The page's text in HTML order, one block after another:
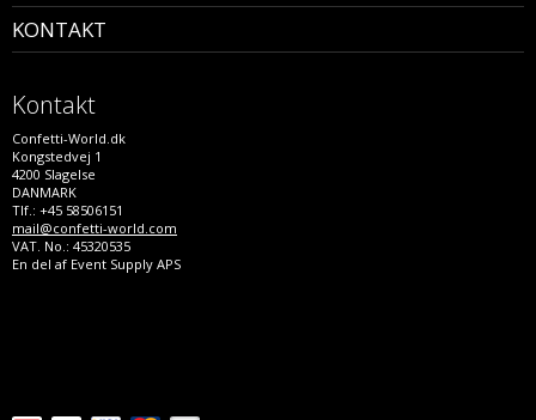
KONTAKT
Kontakt
Confetti-World.dk
Kongstedvej 1
4200 Slagelse
DANMARK
Tlf.: +45 58506151
mail@confetti-world.com
VAT. No.: 45320535
En del af Event Supply APS